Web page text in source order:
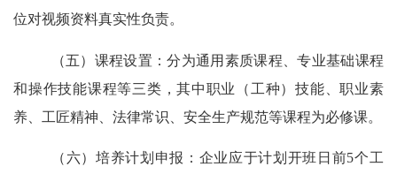
位对视频资料真实性负责。
（五）课程设置：分为通用素质课程、专业基础课程
和操作技能课程等三类，其中职业（工种）技能、职业素
养、工匠精神、法律常识、安全生产规范等课程为必修课。
（六）培养计划申报： 企业应于计划开班日前5个工